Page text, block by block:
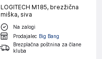
LOGITECH M185, brezžična
miška, siva
Na zalogi
Prodajalec Big Bang
Brezplačna poštnina za člane
kluba